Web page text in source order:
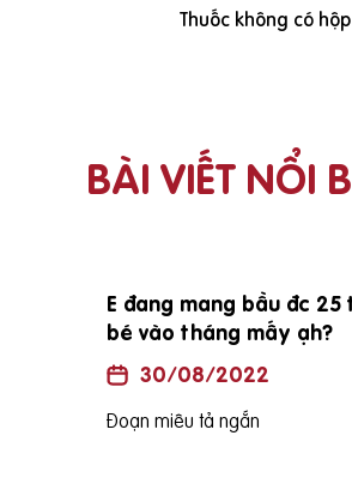
Thuốc không có
BÀI VIẾT NỔI
E đang mang bầu đc
bé vào tháng mấy ạh?
30/08/2022
Đoạn miêu tả ngắn